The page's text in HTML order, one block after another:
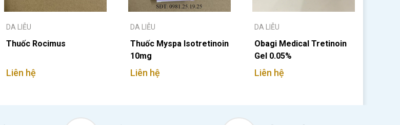
DA LIỄU
Thuốc Rocimus
Liên hệ
DA LIỄU
Thuốc Myspa Isotretinoin
10mg
Liên hệ
DA LIỄU
Obagi Medical Tretinoin
Gel 0.05%
Liên hệ